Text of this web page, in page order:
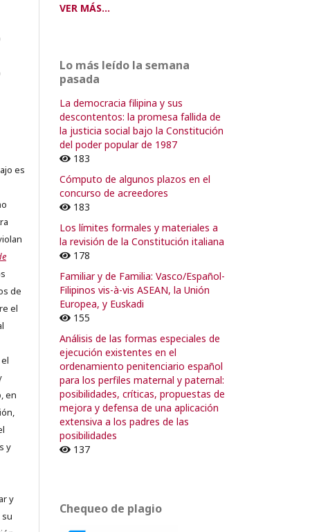
es
de
el
en
y
y
VER MÁS...
Lo más leído la semana
pasada
La democracia filipina y sus
descontentos: la promesa fallida de
la justicia social bajo la Constitución
del poder popular de 1987
183
Cómputo de algunos plazos en el
concurso de acreedores
183
Los límites formales y materiales a
la revisión de la Constitución italiana
178
Familiar y de Familia: Vasco/Español-
Filipinos vis-à-vis ASEAN, la Unión
Europea, y Euskadi
155
Análisis de las formas especiales de
ejecución existentes en el
ordenamiento penitenciario español
para los perfiles maternal y paternal:
posibilidades, críticas, propuestas de
mejora y defensa de una aplicación
extensiva a los padres de las
posibilidades
137
Chequeo de plagio